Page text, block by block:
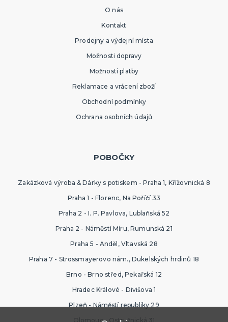
O nás
Kontakt
Prodejny a výdejní místa
Možnosti dopravy
Možnosti platby
Reklamace a vrácení zboží
Obchodní podmínky
Ochrana osobních údajů
POBOČKY
Zakázková výroba & Dárky s potiskem - Praha 1, Křížovnická 8
Praha 1 - Florenc, Na Poříčí 33
Praha 2 - I. P. Pavlova, Lublaňská 52
Praha 2 - Náměstí Míru, Rumunská 21
Praha 5 - Anděl, Vltavská 28
Praha 7 - Strossmayerovo nám., Dukelských hrdinů 18
Brno - Brno střed, Pekařská 12
Hradec Králové - Divišova 1
Plzeň - Náměstí republiky 29
Olomouc - Ostružnická 31